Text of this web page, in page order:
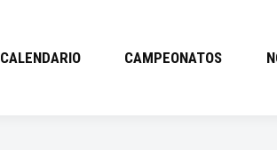
CALENDARIO CAMPEONATOS